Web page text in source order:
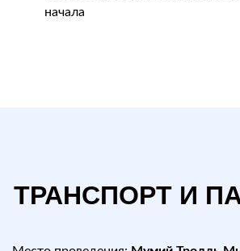
начала
ТРАНСПОРТ И